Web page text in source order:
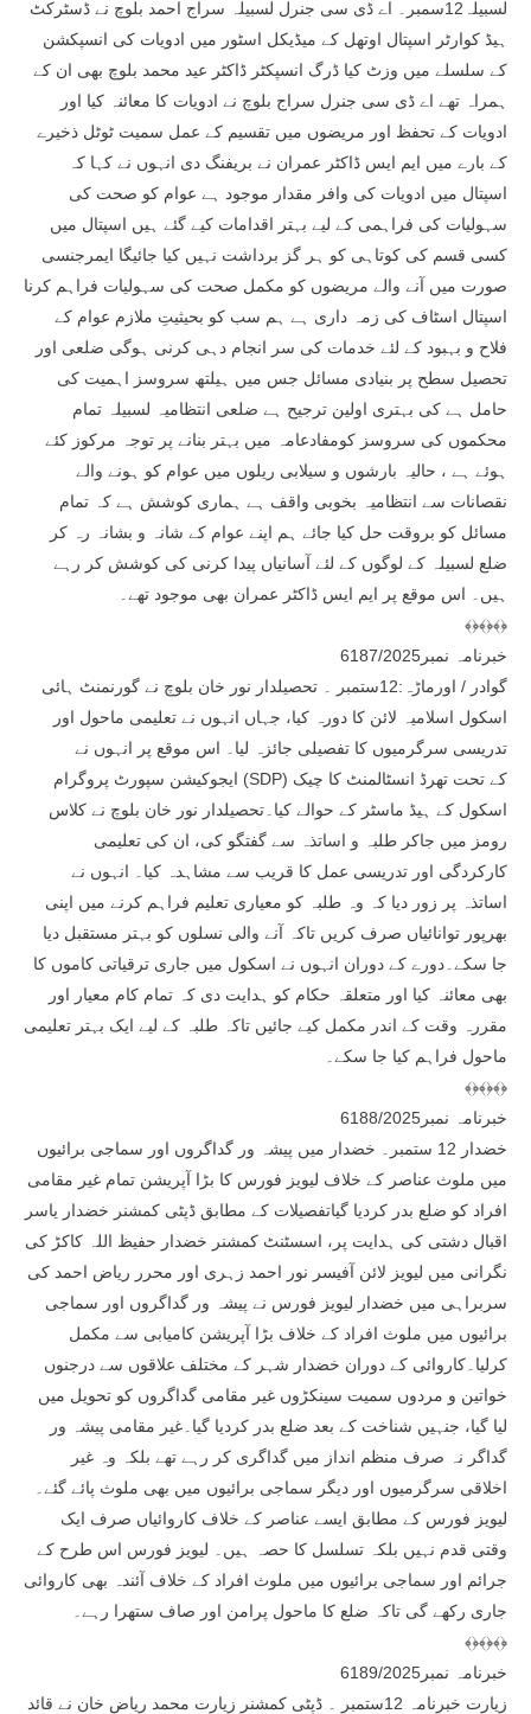
لسبیلہ12سمبر۔ اے ڈی سی جنرل لسبیلہ سراج احمد بلوچ نے ڈسٹرکٹ
ہیڈ کوارٹر اسپتال اوتھل کے میڈیکل اسٹور میں ادویات کی انسپکشن
کے سلسلے میں وزٹ کیا ڈرگ انسپکٹر ڈاکٹر عید محمد بلوچ بھی ان کے
ہمراہ تھے اے ڈی سی جنرل سراج بلوچ نے ادویات کا معائنہ کیا اور
ادویات کے تحفظ اور مریضوں میں تقسیم کے عمل سمیت ٹوٹل ذخیرے
کے بارے میں ایم ایس ڈاکٹر عمران نے بریفنگ دی انہوں نے کہا کہ
اسپتال میں ادویات کی وافر مقدار موجود ہے عوام کو صحت کی
سہولیات کی فراہمی کے لیے بہتر اقدامات کیے گئے ہیں اسپتال میں
کسی قسم کی کوتاہی کو ہر گز برداشت نہیں کیا جائیگا ایمرجنسی
صورت میں آنے والے مریضوں کو مکمل صحت کی سہولیات فراہم کرنا
اسپتال اسٹاف کی زمہ داری ہے ہم سب کو بحیثیتِ ملازم عوام کے
فلاح و بہبود کے لئے خدمات کی سر انجام دہی کرنی ہوگی ضلعی اور
تحصیل سطح پر بنیادی مسائل جس میں ہیلتھ سروسز اہمیت کی
حامل ہے کی بہتری اولین ترجیح ہے ضلعی انتظامیہ لسبیلہ تمام
محکموں کی سروسز کومفادعامہ میں بہتر بنانے پر توجہ مرکوز کئے
ہوئے ہے ، حالیہ بارشوں و سیلابی ریلوں میں عوام کو ہونے والے
نقصانات سے انتظامیہ بخوبی واقف ہے ہماری کوشش ہے کہ تمام
مسائل کو بروقت حل کیا جائے ہم اپنے عوام کے شانہ و بشانہ رہ کر
ضلع لسبیلہ کے لوگوں کے لئے آسانیاں پیدا کرنی کی کوشش کر رہے
ہیں۔ اس موقع پر ایم ایس ڈاکٹر عمران بھی موجود تھے۔
﴾﴿﴾﴿﴾﴿
خبرنامہ نمبر6187/2025
گوادر / اورماڑہ:12ستمبر ۔ تحصیلدار نور خان بلوچ نے گورنمنٹ ہائی
اسکول اسلامیہ لائن کا دورہ کیا، جہاں انہوں نے تعلیمی ماحول اور
تدریسی سرگرمیوں کا تفصیلی جائزہ لیا۔ اس موقع پر انہوں نے
ایجوکیشن سپورٹ پروگرام (SDP) کے تحت تھرڈ انسٹالمنٹ کا چیک
اسکول کے ہیڈ ماسٹر کے حوالے کیا۔تحصیلدار نور خان بلوچ نے کلاس
رومز میں جاکر طلبہ و اساتذہ سے گفتگو کی، ان کی تعلیمی
کارکردگی اور تدریسی عمل کا قریب سے مشاہدہ کیا۔ انہوں نے
اساتذہ پر زور دیا کہ وہ طلبہ کو معیاری تعلیم فراہم کرنے میں اپنی
بھرپور توانائیاں صرف کریں تاکہ آنے والی نسلوں کو بہتر مستقبل دیا
جا سکے۔دورے کے دوران انہوں نے اسکول میں جاری ترقیاتی کاموں کا
بھی معائنہ کیا اور متعلقہ حکام کو ہدایت دی کہ تمام کام معیار اور
مقررہ وقت کے اندر مکمل کیے جائیں تاکہ طلبہ کے لیے ایک بہتر تعلیمی
ماحول فراہم کیا جا سکے۔
﴾﴿﴾﴿﴾﴿
خبرنامہ نمبر6188/2025
خضدار 12 ستمبر۔ خضدار میں پیشہ ور گداگروں اور سماجی برائیوں
میں ملوث عناصر کے خلاف لیویز فورس کا بڑا آپریشن تمام غیر مقامی
افراد کو ضلع بدر کردیا گیاتفصیلات کے مطابق ڈپٹی کمشنر خضدار یاسر
اقبال دشتی کی ہدایت پر، اسسٹنٹ کمشنر خضدار حفیظ اللہ کاکڑ کی
نگرانی میں لیویز لائن آفیسر نور احمد زہری اور محرر ریاض احمد کی
سربراہی میں خضدار لیویز فورس نے پیشہ ور گداگروں اور سماجی
برائیوں میں ملوث افراد کے خلاف بڑا آپریشن کامیابی سے مکمل
کرلیا۔کاروائی کے دوران خضدار شہر کے مختلف علاقوں سے درجنوں
خواتین و مردوں سمیت سینکڑوں غیر مقامی گداگروں کو تحویل میں
لیا گیا، جنہیں شناخت کے بعد ضلع بدر کردیا گیا۔غیر مقامی پیشہ ور
گداگر نہ صرف منظم انداز میں گداگری کر رہے تھے بلکہ وہ غیر
اخلاقی سرگرمیوں اور دیگر سماجی برائیوں میں بھی ملوث پائے گئے۔
لیویز فورس کے مطابق ایسے عناصر کے خلاف کاروائیاں صرف ایک
وقتی قدم نہیں بلکہ تسلسل کا حصہ ہیں۔ لیویز فورس اس طرح کے
جرائم اور سماجی برائیوں میں ملوث افراد کے خلاف آئندہ بھی کاروائی
جاری رکھے گی تاکہ ضلع کا ماحول پرامن اور صاف ستھرا رہے۔
﴾﴿﴾﴿﴾﴿
خبرنامہ نمبر6189/2025
زیارت خبرنامہ 12ستمبر ۔ ڈپٹی کمشنر زیارت محمد ریاض خان نے قائد